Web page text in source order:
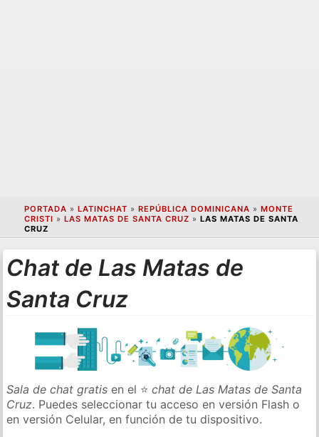
PORTADA » LATINCHAT » REPÚBLICA DOMINICANA » MONTE
CRISTI » LAS MATAS DE SANTA CRUZ » LAS MATAS DE SANTA
CRUZ
Chat de Las Matas de
Santa Cruz
Sala de chat gratis en el ⭐chat de Las Matas de Santa
Cruz. Puedes seleccionar tu acceso en versión Flash o
en versión Celular, en función de tu dispositivo.